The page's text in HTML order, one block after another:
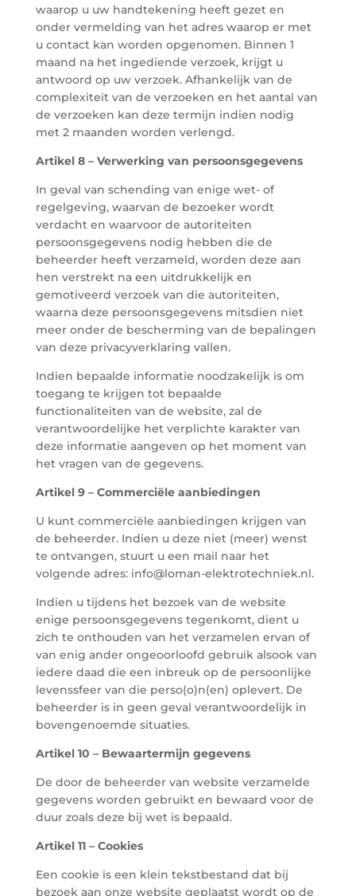
waarop u uw handtekening heeft gezet en
onder vermelding van het adres waarop er met
u contact kan worden opgenomen. Binnen 1
maand na het ingediende verzoek, krijgt u
antwoord op uw verzoek. Afhankelijk van de
complexiteit van de verzoeken en het aantal van
de verzoeken kan deze termijn indien nodig
met 2 maanden worden verlengd.
Artikel 8 – Verwerking van persoonsgegevens
In geval van schending van enige wet- of
regelgeving, waarvan de bezoeker wordt
verdacht en waarvoor de autoriteiten
persoonsgegevens nodig hebben die de
beheerder heeft verzameld, worden deze aan
hen verstrekt na een uitdrukkelijk en
gemotiveerd verzoek van die autoriteiten,
waarna deze persoonsgegevens mitsdien niet
meer onder de bescherming van de bepalingen
van deze privacyverklaring vallen.
Indien bepaalde informatie noodzakelijk is om
toegang te krijgen tot bepaalde
functionaliteiten van de website, zal de
verantwoordelijke het verplichte karakter van
deze informatie aangeven op het moment van
het vragen van de gegevens.
Artikel 9 – Commerciële aanbiedingen
U kunt commerciële aanbiedingen krijgen van
de beheerder. Indien u deze niet (meer) wenst
te ontvangen, stuurt u een mail naar het
volgende adres: info@loman-elektrotechniek.nl.
Indien u tijdens het bezoek van de website
enige persoonsgegevens tegenkomt, dient u
zich te onthouden van het verzamelen ervan of
van enig ander ongeoorloofd gebruik alsook van
iedere daad die een inbreuk op de persoonlijke
levenssfeer van die perso(o)n(en) oplevert. De
beheerder is in geen geval verantwoordelijk in
bovengenoemde situaties.
Artikel 10 – Bewaartermijn gegevens
De door de beheerder van website verzamelde
gegevens worden gebruikt en bewaard voor de
duur zoals deze bij wet is bepaald.
Artikel 11 – Cookies
Een cookie is een klein tekstbestand dat bij
bezoek aan onze website geplaatst wordt op de